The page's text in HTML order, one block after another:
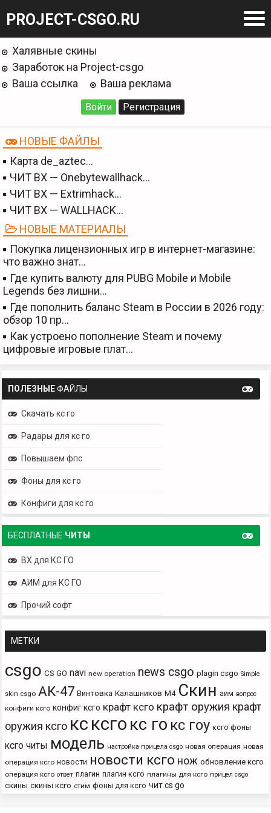
PROJECT-CSGO.RU
Халявные скины
Заработок на Project-csgo
Ваша ссылка
Ваша реклама
Войти Регистрация
НОВЫЕ ФАЙЛЫ
Карта de_aztec…
ЧИТ BX — Onebytewallhack…
ЧИТ BX — Extrimhack…
ЧИТ BX — WALLHACK…
НОВЫЕ МАТЕРИАЛЫ
Покупка лицензионных игр в интернет-магазине:
что важно знат…
Где купить валюту для PUBG Mobile и Mobile
Legends без лишни…
Где пополнить баланс Steam в России в 2026 году:
обзор 10 пр…
Как устроено пополнение Steam и почему
цифровые игровые плат…
ПОЛЕЗНЫЕФАЙЛЫ
Скачать кс го
Радары для кс го
Повышаем фпс
Фоны для кс го
Конфиги для кс го
БЕСПЛАТНЫЕ ЧИТЫ
ВХ для КС ГО
АИМ для КС ГО
Прочий софт
МЕТКИ
csgo CS GO navi new operation news csgo plagin csgo Simple
skin csgo АК-47 Винтовка Калашников М4 Скин аим вопрос
конфиги ксго конфиг ксго крафт ксго крафт оружия крафт
оружия ксго кс ксго кс го кс гоу ксго фоны
ксго читы модель настройка прицела csgo новая операция новая
операция ксго новости новости ксго нож обновление ксго
операция ксго ответ плагин плагин ксго плагины для ксго прицел csgo
скины скины ксго стим фоны для ксго чит cs go